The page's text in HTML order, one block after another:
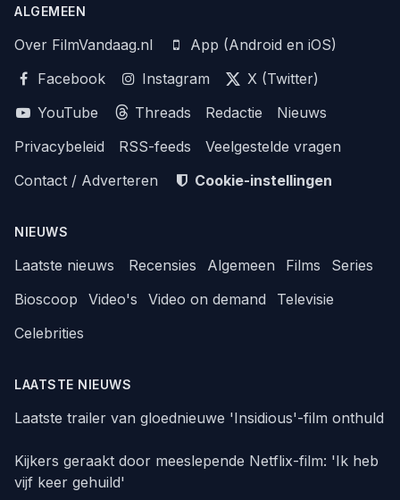
ALGEMEEN
Over FilmVandaag.nl
App (Android en iOS)
Facebook
Instagram
X (Twitter)
YouTube
Threads Redactie
Nieuws
Privacybeleid
RSS-feeds
Veelgestelde vragen
Contact / Adverteren
Cookie-instellingen
NIEUWS
Laatste nieuws Recensies Algemeen Films
Series
Bioscoop
Video's Video on demand
Televisie
Celebrities
LAATSTE NIEUWS
Laatste trailer van gloednieuwe 'Insidious'-film onthuld
Kijkers geraakt door meeslepende Netflix-film: 'Ik heb
vijf keer gehuild'